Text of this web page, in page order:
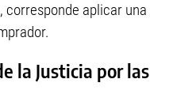
corresponde aplicar una
la Justicia por las